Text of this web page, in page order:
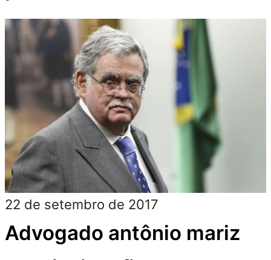
27 de setembro de 2017
Itapetinga: vereadores
entre a cruz e a espada.
será que eles aumentarão